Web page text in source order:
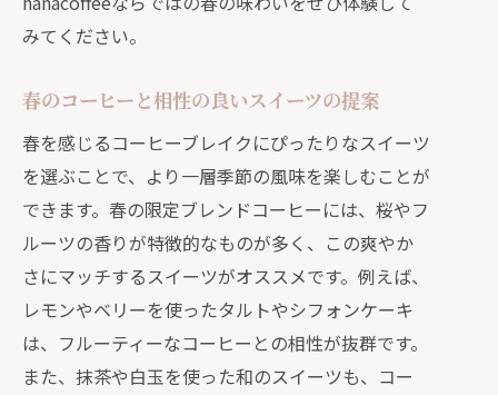
特別な時間を演出するコーヒーとスイ
季節限定コーヒーを通販で選ぶポイントと
おすすめ
通販で失敗しない季節限定コーヒーの
選び方
hanacoffeeおすすめの季節限定コーヒ
ーの特徴
季節に合ったコーヒー選びのポイント
通販で見つける珍しい季節限定コーヒ
ー
みてください。
春のコーヒーと相性の良いスイーツの提案
春を感じるコーヒーブレイクにぴったりなスイーツ
を選ぶことで、より一層季節の風味を楽しむことが
できます。春の限定ブレンドコーヒーには、桜やフ
ルーツの香りが特徴的なものが多く、この爽やか
さにマッチするスイーツがオススメです。例えば、
レモンやベリーを使ったタルトやシフォンケーキ
は、フルーティーなコーヒーとの相性が抜群です。
また、抹茶や白玉を使った和のスイーツも、コー